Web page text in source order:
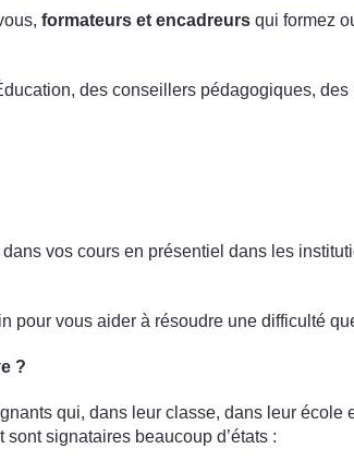
formateurs et encadreurs qui formez
des conseillers pédagogiques,
vos cours en présentiel dans les
vous aider à résoudre une difficulté
?
qui, dans leur classe, dans leur
signataires beaucoup d’états :